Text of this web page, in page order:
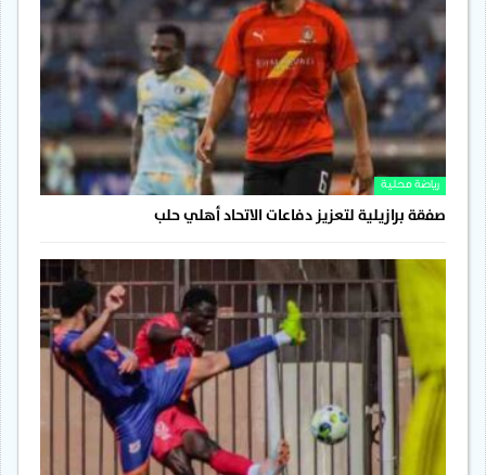
رياضة محلية
صفقة برازيلية لتعزيز دفاعات الاتحاد أهلي حلب